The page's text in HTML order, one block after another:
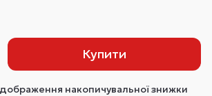
Купити
накопичувальної знижки